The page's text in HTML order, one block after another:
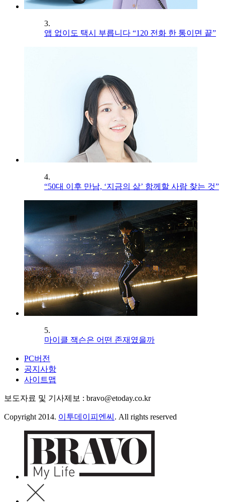
3.
앱 없이도 택시 부릅니다 “120 전화 한 통이면 끝”
4.
“50대 이후 만남, ‘지금의 삶’ 함께할 사람 찾는 것”
5.
마이클 잭슨은 어떤 존재였을까
PC버전
공지사항
사이트맵
보도자료 및 기사제보 : bravo@etoday.co.kr
Copyright 2014. 이투데이피엔씨 . All rights reserved